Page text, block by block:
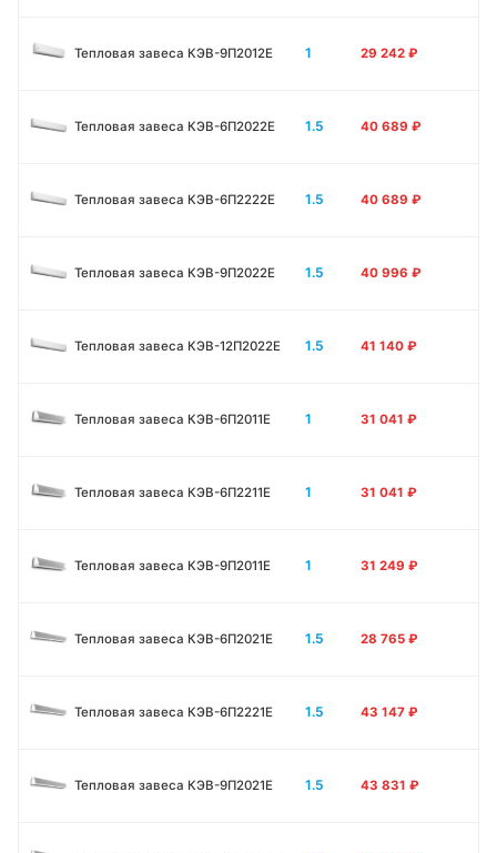
Тепловая завеса КЭВ-9П2012Е 1 29 242 ₽
Тепловая завеса КЭВ-6П2022Е 1.5 40 689 ₽
Тепловая завеса КЭВ-6П2222Е 1.5 40 689 ₽
Тепловая завеса КЭВ-9П2022Е 1.5 40 996 ₽
Тепловая завеса КЭВ-12П2022Е 1.5 41 140 ₽
Тепловая завеса КЭВ-6П2011E 1 31 041 ₽
Тепловая завеса КЭВ-6П2211E 1 31 041 ₽
Тепловая завеса КЭВ-9П2011E 1 31 249 ₽
Тепловая завеса КЭВ-6П2021E 1.5 28 765 ₽
Тепловая завеса КЭВ-6П2221E 1.5 43 147 ₽
Тепловая завеса КЭВ-9П2021E 1.5 43 831 ₽